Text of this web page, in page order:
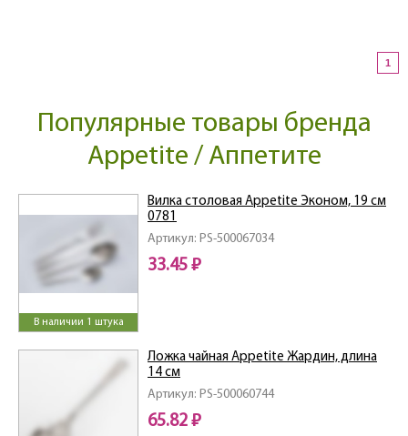
1
Популярные товары бренда
Appetite / Аппетите
В наличии 1 штука
Артикул: PS-500067034
Вилка столовая Appetite Эконом, 19 см
0781
33.45 ₽
Артикул: PS-500060744
Ложка чайная Appetite Жардин, длина
14 см
65.82 ₽